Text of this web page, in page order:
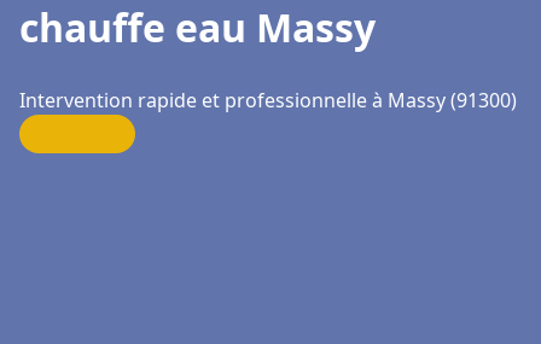
chauffe eau Massy
Intervention rapide et professionnelle à Massy (91300)